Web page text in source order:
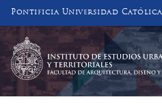
Pontificia Universidad
INSTITUTO DE
Y TERRITORIALES